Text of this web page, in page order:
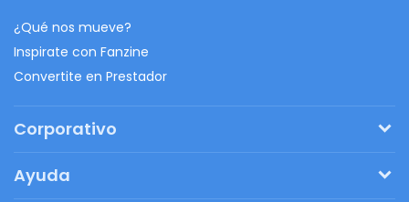
¿Qué nos mueve?
Inspirate con Fanzine
Convertite en Prestador
Corporativo
Regalos originales
Ayuda